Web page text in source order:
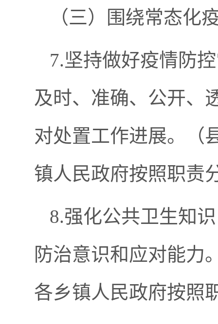
（三）围绕常态化
7.坚持做好疫情防
及时、准确、公开、
对处置工作进展。（
镇人民政府按照职责
8.强化公共卫生知
防治意识和应对能力
各乡镇人民政府按照